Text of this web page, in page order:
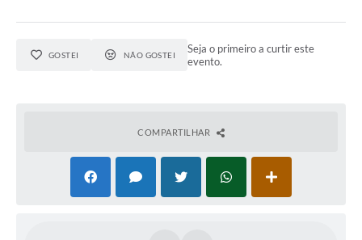
GOSTEI NÃO GOSTEI
Seja o primeiro a curtir este
evento.
COMPARTILHAR